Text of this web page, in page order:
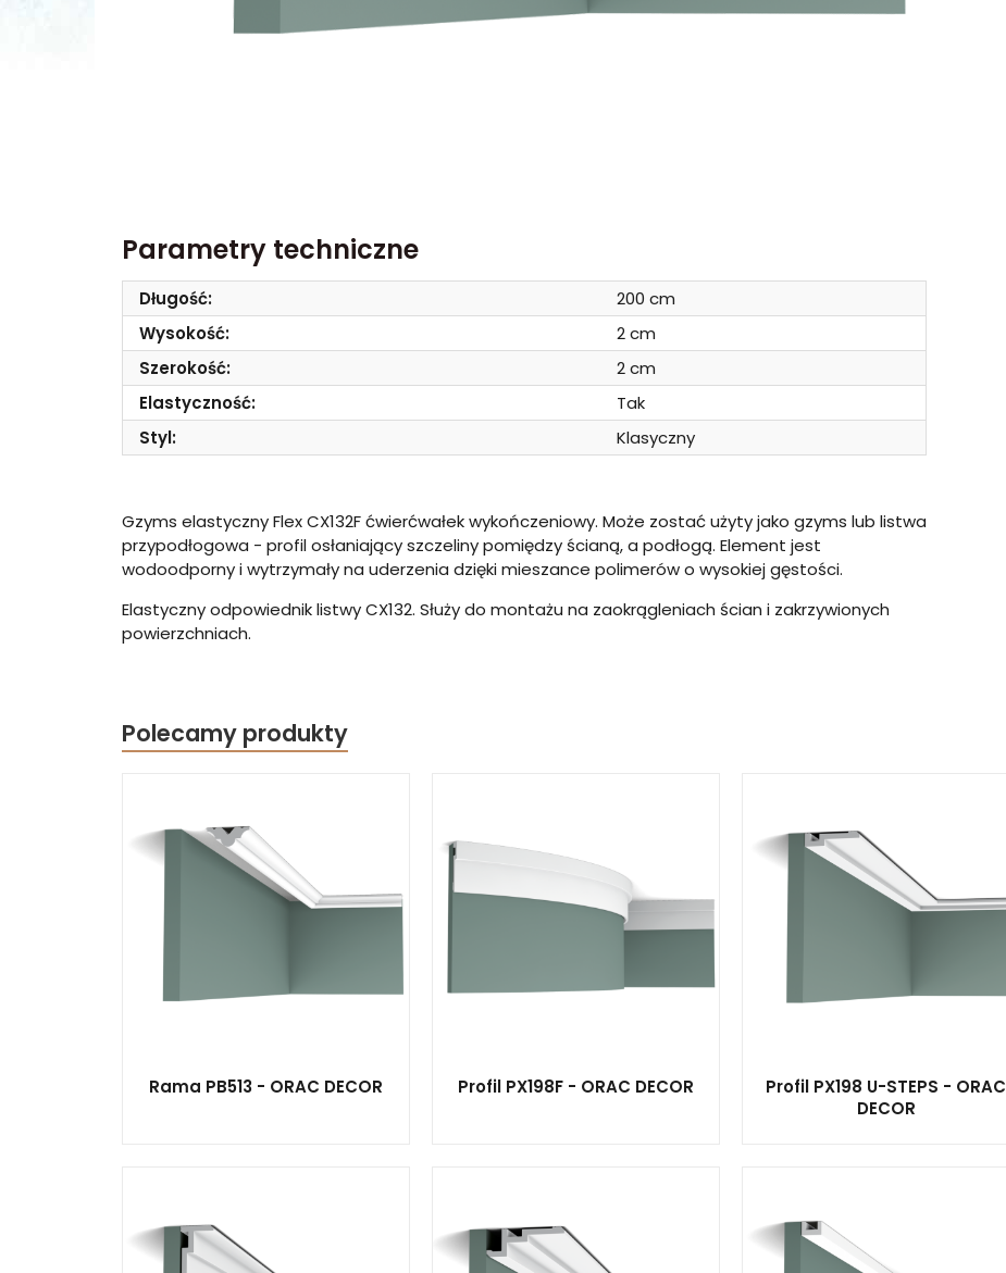
Parametry techniczne
Długość:
200 cm
Wysokość:
2 cm
Szerokość:
2 cm
Elastyczność:
Tak
Styl:
Klasyczny
Gzyms elastyczny Flex CX132F ćwierćwałek wykończeniowy. Może zostać użyty jako gzyms lub listwa
przypodłogowa - profil osłaniający szczeliny pomiędzy ścianą, a podłogą. Element jest
wodoodporny i wytrzymały na uderzenia dzięki mieszance polimerów o wysokiej gęstości.
Elastyczny odpowiednik listwy CX132. Służy do montażu na zaokrągleniach ścian i zakrzywionych
powierzchniach.
Polecamy produkty
Rama PB513 - ORAC DECOR Profil PX198F - ORAC DECOR
Profil PX198 U-STEPS - ORAC
DECOR